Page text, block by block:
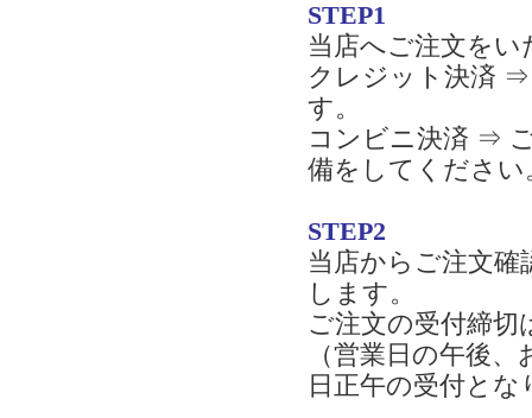
STEP1
当店へご注文を
クレジット決済
す。
コンビニ決済 ⇒
備をしてください
STEP2
当店からご注文
します。
ご注文の受付締切
（営業日の午後
日正午の受付とな